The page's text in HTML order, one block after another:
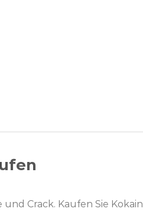
Crack. Kaufen Sie Kokain